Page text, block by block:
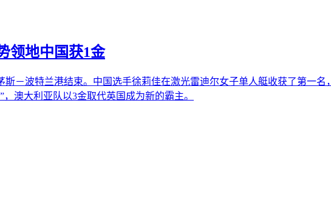
领地中国获1金
斯－波特兰港结束。中国选手徐莉佳在激光雷迪尔女子单人艇收获了第一
澳大利亚队以3金取代英国成为新的霸主。